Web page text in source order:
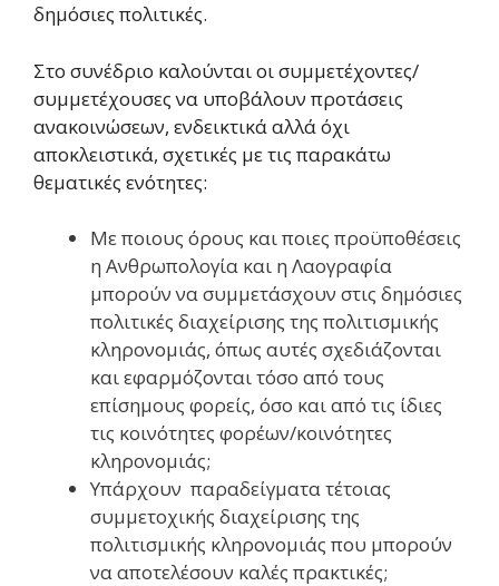
δημόσιες πολιτικές.
Στο συνέδριο καλούνται οι συμμετέχοντες/
συμμετέχουσες να υποβάλουν προτάσεις
ανακοινώσεων, ενδεικτικά αλλά όχι
αποκλειστικά, σχετικές με τις παρακάτω
θεματικές ενότητες:
Με ποιους όρους και ποιες προϋποθέσεις
η Ανθρωπολογία και η Λαογραφία
μπορούν να συμμετάσχουν στις δημόσιες
πολιτικές διαχείρισης της πολιτισμικής
κληρονομιάς, όπως αυτές σχεδιάζονται
και εφαρμόζονται τόσο από τους
επίσημους φορείς, όσο και από τις ίδιες
τις κοινότητες φορέων/κοινότητες
κληρονομιάς;
Υπάρχουν παραδείγματα τέτοιας
συμμετοχικής διαχείρισης της
πολιτισμικής κληρονομιάς που μπορούν
να αποτελέσουν καλές πρακτικές;